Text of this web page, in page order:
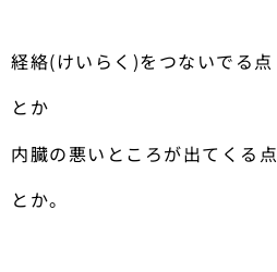
経絡(けいらく)をつないでる点
とか
内臓の悪いところが出てくる点
とか。